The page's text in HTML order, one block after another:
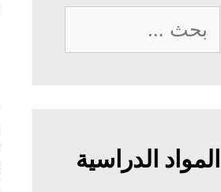
البحث
عن:
المواد الدراسية